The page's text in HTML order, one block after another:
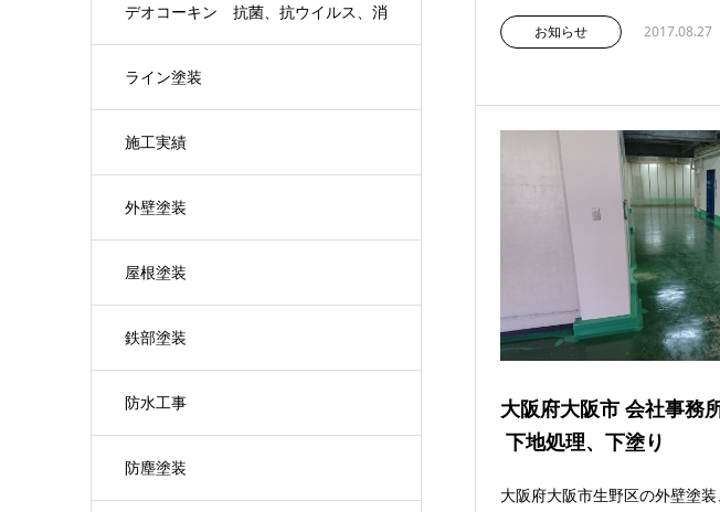
デオコーキン 抗菌、抗ウイルス、消
臭、防汚、ハサップ対策
ライン塗装
施工実績
外壁塗装
屋根塗装
鉄部塗装
防水工事
防塵塗装
お知らせ 2017.08.27
大阪府大阪市 会社事務
下地処理、下塗り
大阪府大阪市生野区の外壁塗